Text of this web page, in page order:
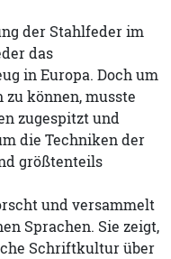
der Stahlfeder im
das
in Europa. Doch um
können, musste
zugespitzt und
die Techniken der
größtenteils
und versammelt
Sprachen. Sie zeigt,
Schriftkultur über